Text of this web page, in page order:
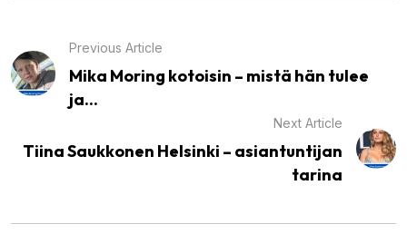
Previous Article
Mika Moring kotoisin – mistä hän tulee
ja...
Next Article
Tiina Saukkonen Helsinki – asiantuntijan
tarina